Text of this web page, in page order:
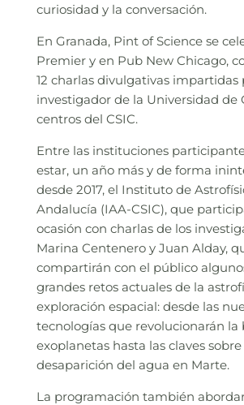
curiosidad y la conversación.
En Granada, Pint of Science se
Premier y en Pub New Chicago,
12 charlas divulgativas impartidas
investigador de la Universidad de
centros del CSIC.
Entre las instituciones
estar, un año más y de forma
desde 2017, el Instituto de
Andalucía (IAA-CSIC), que
ocasión con charlas de los
Marina Centenero y Juan Alday,
compartirán con el público
grandes retos actuales de la
exploración espacial: desde las
tecnologías que revolucionarán la
exoplanetas hasta las claves sobre
desaparición del agua en Marte.
La programación también